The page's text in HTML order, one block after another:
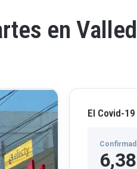
en
El Covid-